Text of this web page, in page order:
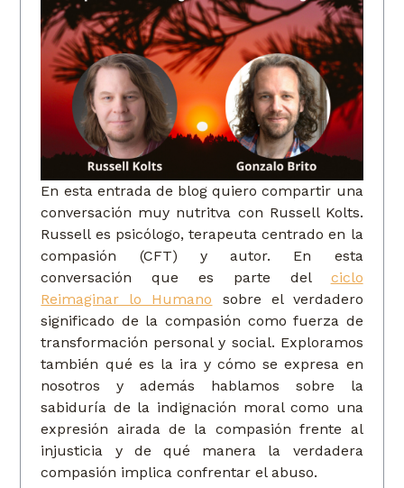
En esta entrada de blog quiero compartir una
conversación muy nutritva con Russell Kolts.
Russell es psicólogo, terapeuta centrado en la
compasión (CFT) y autor. En esta
conversación que es parte del ciclo
Reimaginar lo Humano sobre el verdadero
significado de la compasión como fuerza de
transformación personal y social. Exploramos
también qué es la ira y cómo se expresa en
nosotros y además hablamos sobre la
sabiduría de la indignación moral como una
expresión airada de la compasión frente al
injusticia y de qué manera la verdadera
compasión implica confrentar el abuso.